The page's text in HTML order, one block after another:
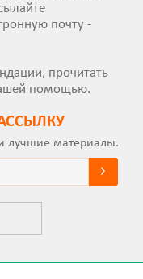
почту -
прочитать
помощью.
лучшие материалы.